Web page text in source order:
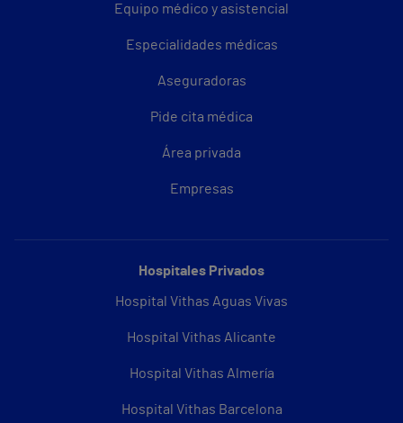
Equipo médico y asistencial
Especialidades médicas
Aseguradoras
Pide cita médica
Área privada
Empresas
Hospitales Privados
Hospital Vithas Aguas Vivas
Hospital Vithas Alicante
Hospital Vithas Almería
Hospital Vithas Barcelona